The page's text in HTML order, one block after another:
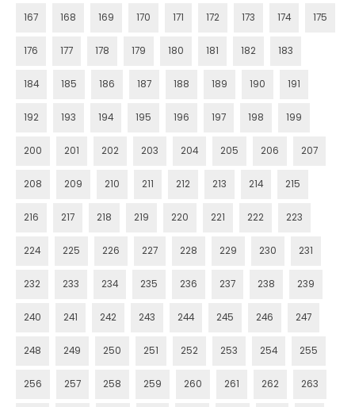
167 168 169 170 171 172 173 174 175
176 177 178 179 180 181 182 183
184 185 186 187 188 189 190 191
192 193 194 195 196 197 198 199
200 201 202 203 204 205 206 207
208 209 210 211 212 213 214 215
216 217 218 219 220 221 222 223
224 225 226 227 228 229 230 231
232 233 234 235 236 237 238 239
240 241 242 243 244 245 246 247
248 249 250 251 252 253 254 255
256 257 258 259 260 261 262 263